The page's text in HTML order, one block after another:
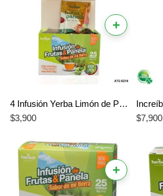
+
4 Infusión Yerba Limón de Panela Herbar x 25 Sobres
$3,900 $7,900
+